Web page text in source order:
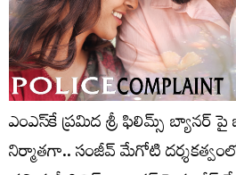
ఎంఎస్‌కే ప్రమిద శ్రీ ఫిలిమ్స్ బ్యానర్
నిర్మాతగా.. సంజీవ్ మేగోటి